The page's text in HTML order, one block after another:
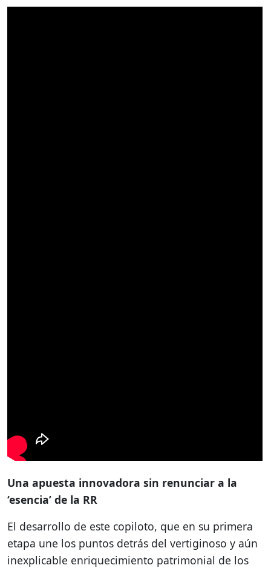
Una apuesta innovadora sin renunciar a la
‘esencia’ de la RR
El desarrollo de este copiloto, que en su primera
etapa une los puntos detrás del vertiginoso y aún
inexplicable enriquecimiento patrimonial de los